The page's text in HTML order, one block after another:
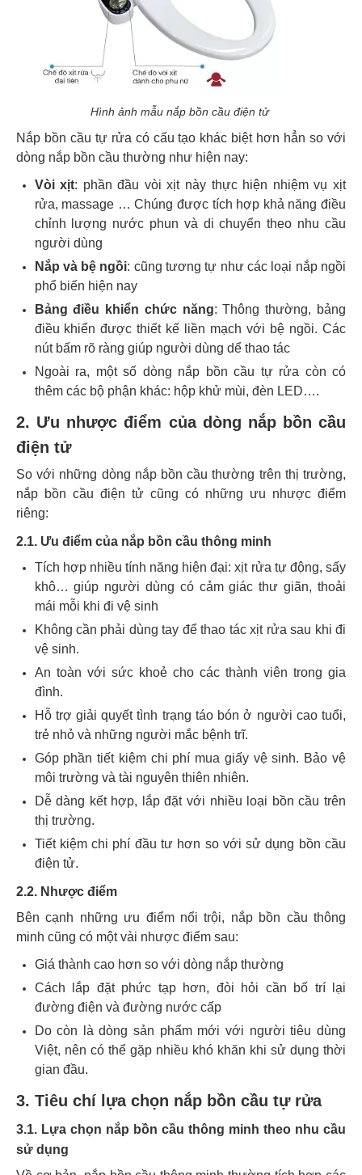
Hình ảnh mẫu nắp bồn cầu điện tử
Nắp bồn cầu tự rửa có cấu tạo khác biệt hơn hẳn so với
dòng nắp bồn cầu thường như hiện nay:
Vòi xịt: phần đầu vòi xịt này thực hiện nhiệm vụ xịt
rửa, massage … Chúng được tích hợp khả năng điều
chỉnh lượng nước phun và di chuyển theo nhu cầu
người dùng
Nắp và bệ ngồi: cũng tương tự như các loại nắp ngồi
phổ biến hiện nay
Bảng điều khiển chức năng: Thông thường, bảng
điều khiển được thiết kế liền mạch với bệ ngồi. Các
nút bấm rõ ràng giúp người dùng dể thao tác
Ngoài ra, một số dòng nắp bồn cầu tự rửa còn có
thêm các bộ phận khác: hộp khử mùi, đèn LED….
2. Ưu nhược điểm của dòng nắp bồn cầu
điện tử
So với những dòng nắp bồn cầu thường trên thị trường,
nắp bồn cầu điện tử cũng có những ưu nhược điểm
riêng:
2.1. Ưu điểm của nắp bồn cầu thông minh
Tích hợp nhiều tính năng hiện đại: xịt rửa tự động, sấy
khô… giúp người dùng có cảm giác thư giãn, thoải
mái mỗi khi đi vệ sinh
Không cần phải dùng tay để thao tác xịt rửa sau khi đi
vệ sinh.
An toàn với sức khoẻ cho các thành viên trong gia
đình.
Hỗ trợ giải quyết tình trạng táo bón ở người cao tuổi,
trẻ nhỏ và những người mắc bệnh trĩ.
Góp phần tiết kiệm chi phí mua giấy vệ sinh. Bảo vệ
môi trường và tài nguyên thiên nhiên.
Dễ dàng kết hợp, lắp đặt với nhiều loại bồn cầu trên
thị trường.
Tiết kiệm chi phí đầu tư hơn so với sử dụng bồn cầu
điện tử.
2.2. Nhược điểm
Bên cạnh những ưu điểm nổi trội, nắp bồn cầu thông
minh cũng có một vài nhược điểm sau:
Giá thành cao hơn so với dòng nắp thường
Cách lắp đặt phức tạp hơn, đòi hỏi cần bố trí lại
đường điện và đường nước cấp
Do còn là dòng sản phẩm mới với người tiêu dùng
Việt, nên có thể gặp nhiều khó khăn khi sử dụng thời
gian đầu.
3. Tiêu chí lựa chọn nắp bồn cầu tự rửa
3.1. Lựa chọn nắp bồn cầu thông minh theo nhu cầu
sử dụng